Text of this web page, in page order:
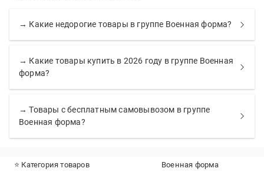
→ Какие недорогие товары в группе Военная форма?
→ Какие товары купить в 2026 году в группе Военная
форма?
→ Товары с бесплатным самовывозом в группе
Военная форма?
⭐ Категория товаров Военная форма